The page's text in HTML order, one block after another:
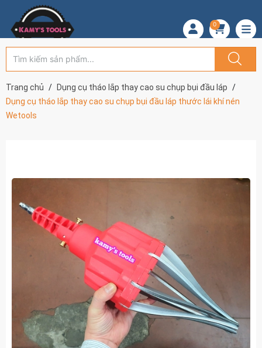
0
Trang chủ
Dụng cụ tháo lắp thay cao su chụp bụi đầu láp
Dụng cụ tháo lắp thay cao su chụp bụi đầu láp thước lái khí nén
Wetools